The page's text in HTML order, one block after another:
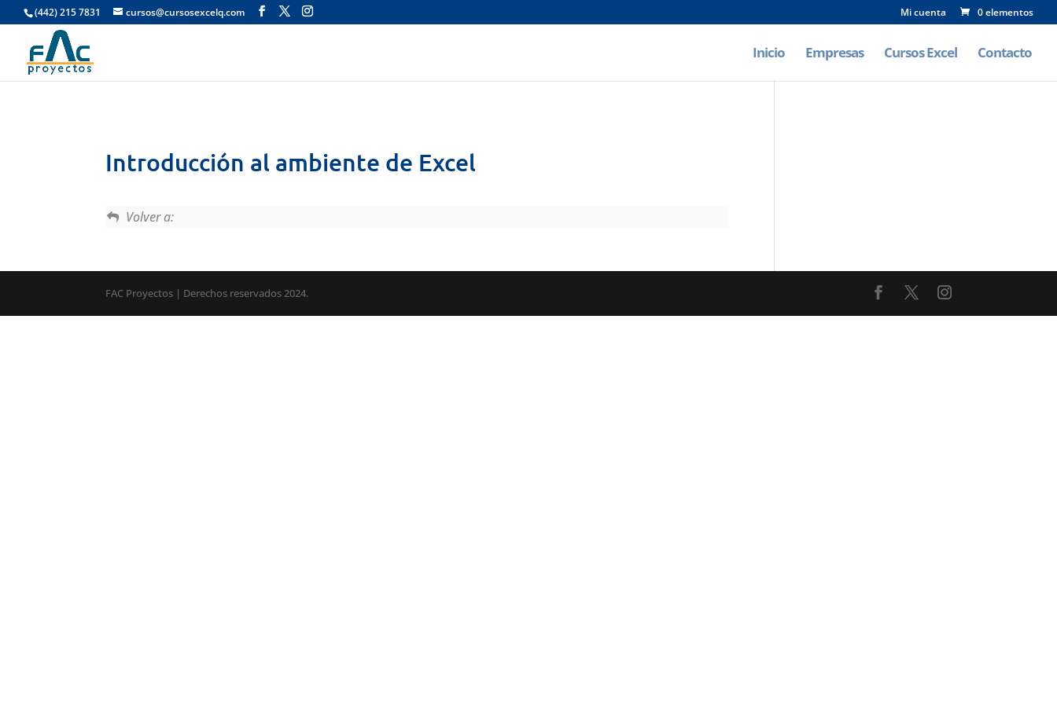
(442) 215 7831 cursos@cursosexcelq.com Mi cuenta 0 elementos
Inicio Empresas Cursos Excel Contacto
Introducción al ambiente de Excel
Volver a:
FAC Proyectos | Derechos reservados 2024.